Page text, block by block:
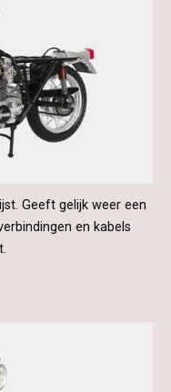
Geeft gelijk weer een
en kabels